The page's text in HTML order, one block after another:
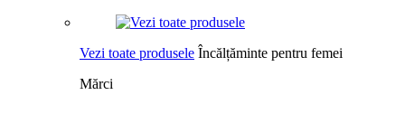
Vezi toate produsele Încălțăminte pentru femei
Mărci